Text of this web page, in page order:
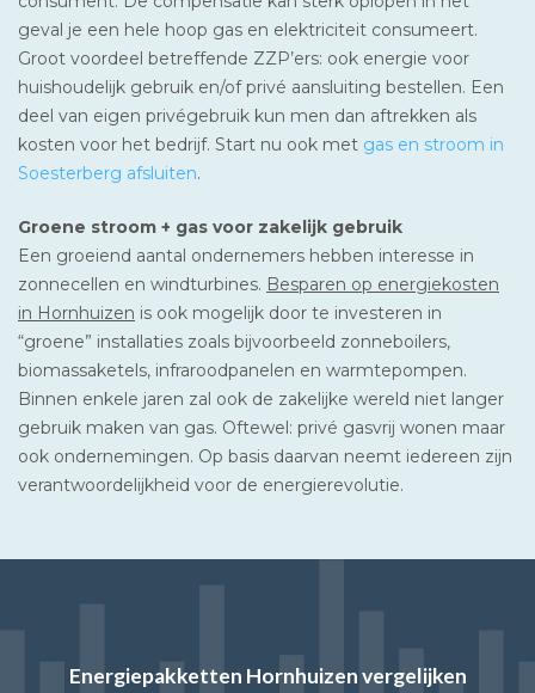
geval je een hele hoop gas en elektriciteit consumeert.
Groot voordeel betreffende ZZP’ers: ook energie voor
huishoudelijk gebruik en/of privé aansluiting bestellen. Een
deel van eigen privégebruik kun men dan aftrekken als
kosten voor het bedrijf. Start nu ook met gas en stroom in
Soesterberg afsluiten.
Groene stroom + gas voor zakelijk gebruik
Een groeiend aantal ondernemers hebben interesse in
zonnecellen en windturbines. Besparen op energiekosten
in Hornhuizen is ook mogelijk door te investeren in
“groene” installaties zoals bijvoorbeeld zonneboilers,
biomassaketels, infraroodpanelen en warmtepompen.
Binnen enkele jaren zal ook de zakelijke wereld niet langer
gebruik maken van gas. Oftewel: privé gasvrij wonen maar
ook ondernemingen. Op basis daarvan neemt iedereen zijn
verantwoordelijkheid voor de energierevolutie.
Energiepakketten Hornhuizen vergelijken